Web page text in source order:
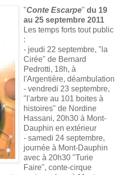
"Conte Escarpe" du 19
au 25 septembre 2011
Les temps forts tout public
:
- jeudi 22 septembre, "la
Cirée" de Bernard
Pedrotti, 18h, à
l'Argentière, déambulation
- vendredi 23 septembre,
"l'arbre au 101 boites à
histoires" de Nordine
Hassani, 20h30 à Mont-
Dauphin en extérieur
- samedi 24 septembre,
journée à Mont-Dauphin
avec à 20h30 "Turie
Faire", conte-cirque